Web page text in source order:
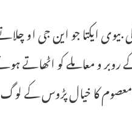
ایکتا جو این جی او
روبر و معاملے کو اٹھاتے
کا خیال پڑوس کے